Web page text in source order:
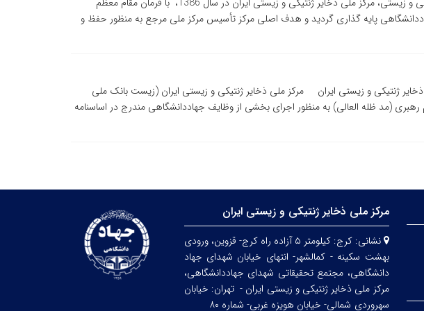
پایه گذاری گردید و هدف اصلی مرکز تأسیس مرکز ملی مرجع به منظور حفظ و
ژنتیکی و زیستی ایران مرکز ملی ذخایر ژنتیکی و زیستی ایران (زیست بانک ملی
رهبری (مد ظله العالی) به منظور اجرای بخشی از وظایف جهاددانشگاهی مندرج در اساسنامه
مرکز ملی ذخایر ژنتیکی و زیستی ایران
نشانی:
کرج: کیلومتر ۵ آزاده راه کرج- قزوین، ورودی
بهشت سکینه - کمالشهر- انتهای خیابان شهدای جهاد
دانشگاهی، مجتمع تحقیقاتی شهدای جهاددانشگاهی،
مرکز ملی ذخایر ژنتیکی و زیستی ایران - تهران: خیابان
سهروردی شمالی- خیابان هویزه غربی- شماره ۸۰